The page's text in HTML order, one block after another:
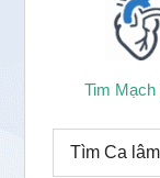
Tim Mạch